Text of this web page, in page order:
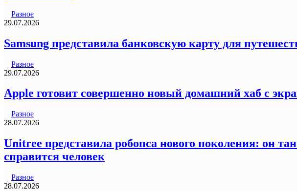
Разное
29.07.2026
Samsung представила банковскую карту для
Разное
29.07.2026
Apple готовит совершенно новый домашний хаб с
Разное
28.07.2026
Unitree представила робопса нового поколения: он
справится человек
Разное
28.07.2026